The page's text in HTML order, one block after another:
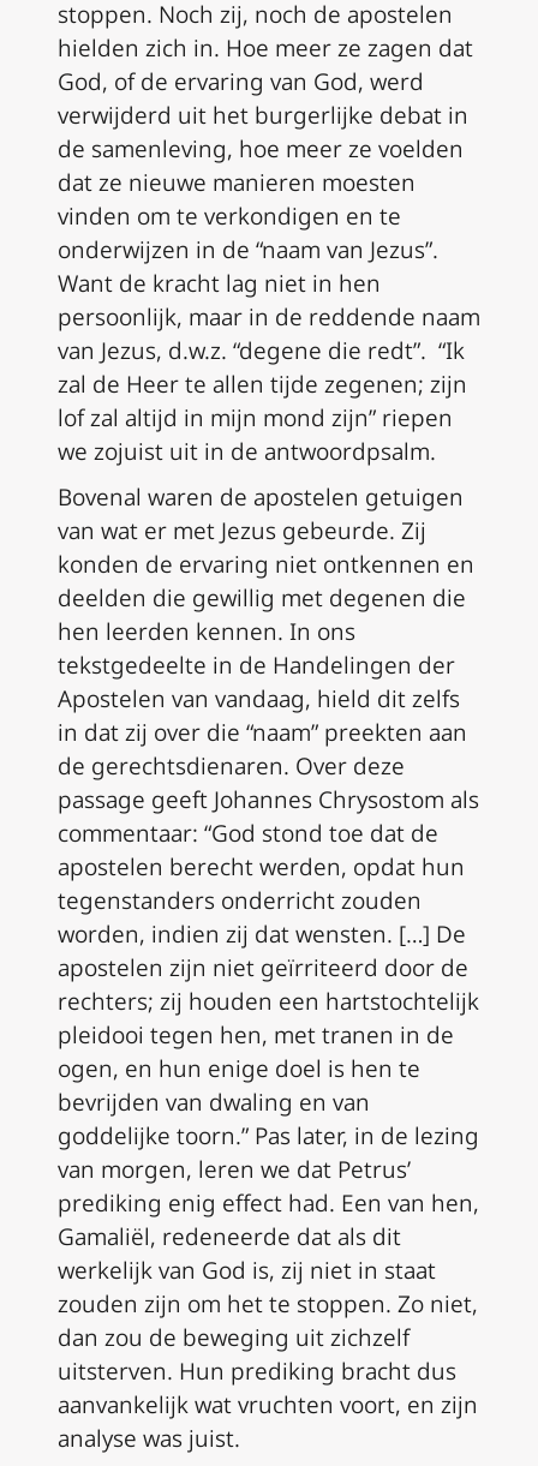
stoppen. Noch zij, noch de apostelen
hielden zich in. Hoe meer ze zagen dat
God, of de ervaring van God, werd
verwijderd uit het burgerlijke debat in
de samenleving, hoe meer ze voelden
dat ze nieuwe manieren moesten
vinden om te verkondigen en te
onderwijzen in de “naam van Jezus”.
Want de kracht lag niet in hen
persoonlijk, maar in de reddende naam
van Jezus, d.w.z. “degene die redt”. “Ik
zal de Heer te allen tijde zegenen; zijn
lof zal altijd in mijn mond zijn” riepen
we zojuist uit in de antwoordpsalm.
Bovenal waren de apostelen getuigen
van wat er met Jezus gebeurde. Zij
konden de ervaring niet ontkennen en
deelden die gewillig met degenen die
hen leerden kennen. In ons
tekstgedeelte in de Handelingen der
Apostelen van vandaag, hield dit zelfs
in dat zij over die “naam” preekten aan
de gerechtsdienaren. Over deze
passage geeft Johannes Chrysostom als
commentaar: “God stond toe dat de
apostelen berecht werden, opdat hun
tegenstanders onderricht zouden
worden, indien zij dat wensten. […] De
apostelen zijn niet geïrriteerd door de
rechters; zij houden een hartstochtelijk
pleidooi tegen hen, met tranen in de
ogen, en hun enige doel is hen te
bevrijden van dwaling en van
goddelijke toorn.” Pas later, in de lezing
van morgen, leren we dat Petrus’
prediking enig effect had. Een van hen,
Gamaliël, redeneerde dat als dit
werkelijk van God is, zij niet in staat
zouden zijn om het te stoppen. Zo niet,
dan zou de beweging uit zichzelf
uitsterven. Hun prediking bracht dus
aanvankelijk wat vruchten voort, en zijn
analyse was juist.